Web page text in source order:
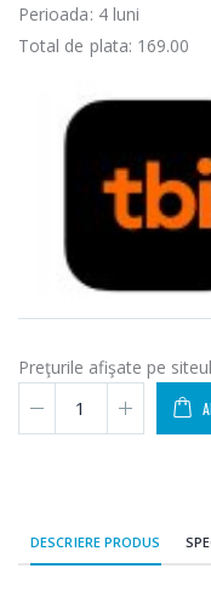
Perioada: 4luni
Total de plata: 169.00
Preţurile afişate pe
DESCRIERE PRODUS
-33%
Masina de tocat
carne
NobeLTek ...
199,00 Lei